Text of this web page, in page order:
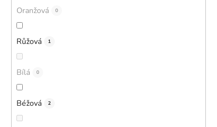
Oranžová 0
Růžová 1
Bílá 0
Béžová 2